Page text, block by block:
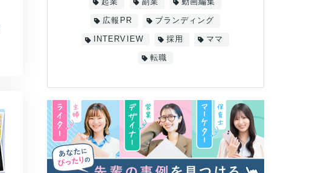
広報PR ブランディング
INTERVIEW 採用 ママ
転職